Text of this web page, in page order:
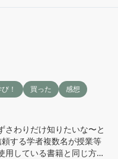
読みやすかったし、全編に
言葉選び、謎解きのよう
け詰め込まれているのは本
ますね。ドイツ文学やド
われているのが、そのあ
た者としては非常に興味深
変えて何度でも読みたくな
！ 買った
感想
さわりだけ知りたいな〜と
する学者複数名が授業等
用している書籍と同じ方が